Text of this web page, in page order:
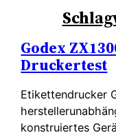
Godex
Druckertest
Etikettendrucker
konstruiertes